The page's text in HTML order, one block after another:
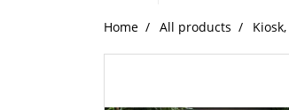
Home All products